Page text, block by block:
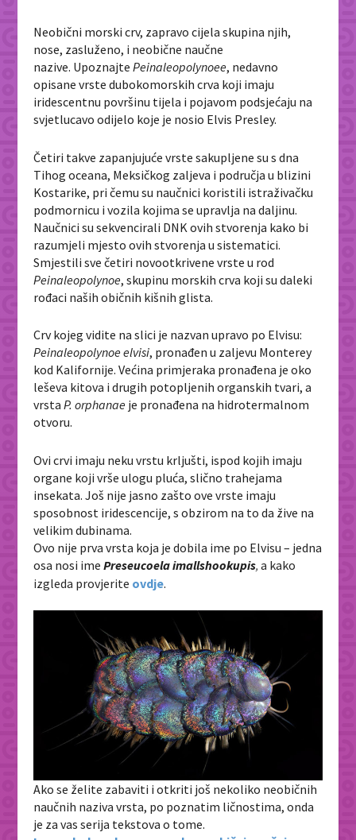
Neobični morski crv, zapravo cijela skupina njih,
nose, zasluženo, i neobične naučne
nazive. UpoznajtePeinaleopolynoee, nedavno
opisane vrste dubokomorskih crva koji imaju
iridescentnu površinu tijela i pojavom podsjećaju na
svjetlucavo odijelo koje je nosio Elvis Presley.
Četiri takve zapanjujuće vrste sakupljene su s dna
Tihog oceana, Meksičkog zaljeva i područja u blizini
Kostarike, pri čemu su naučnici koristili istraživačku
podmornicu i vozila kojima se upravlja na daljinu.
Naučnici su sekvencirali DNK ovih stvorenja kako bi
razumjeli mjesto ovih stvorenja u sistematici.
Smjestili sve četiri novootkrivene vrste u rod
Peinaleopolynoe, skupinu morskih crva koji su daleki
rođaci naših običnih kišnih glista.
Crv kojeg vidite na slici je nazvan upravo po Elvisu:
Peinaleopolynoe elvisi, pronađen u zaljevu Monterey
kod Kalifornije. Većina primjeraka pronađena je oko
leševa kitova i drugih potopljenih organskih tvari, a
vrstaP. orphanae je pronađena na hidrotermalnom
otvoru.
Ovi crvi imaju neku vrstu krljušti, ispod kojih imaju
organe koji vrše ulogu pluća, slično trahejama
insekata. Još nije jasno zašto ove vrste imaju
sposobnost iridescencije, s obzirom na to da žive na
velikim dubinama.
Ovo nije prva vrsta koja je dobila ime po Elvisu – jedna
osa nosi imePreseucoela imallshookupis,a kako
izgleda provjerite ovdje.
Ako se želite zabaviti i otkriti još nekoliko neobičnih
naučnih naziva vrsta, po poznatim ličnostima, onda
je za vas serija tekstova o tome.